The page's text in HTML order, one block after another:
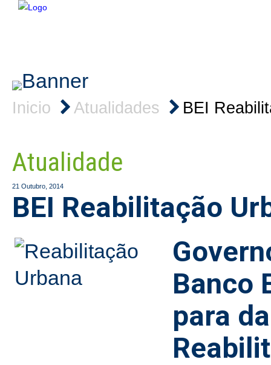
Inicio Atualidades BEI
Atualidade
21 Outubro, 2014
BEI Reabilitação
Banco
para